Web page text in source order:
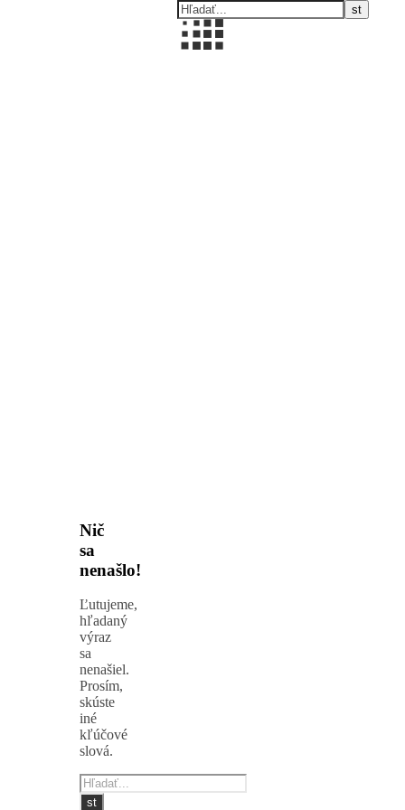
Nič
sa
nenašlo!
Ľutujeme,
hľadaný
výraz
sa
nenašiel.
Prosím,
skúste
iné
kľúčové
slová.